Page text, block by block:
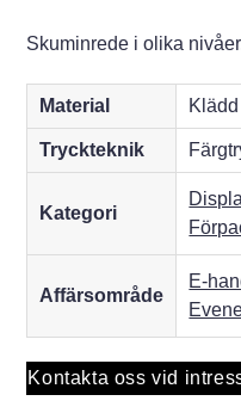
Skuminrede i olika
Material
Tryckteknik
Kategori
Affärsområde
E-
Kontakta oss vid